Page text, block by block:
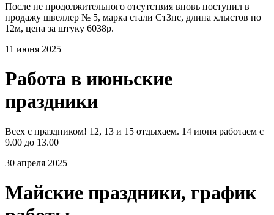
После не продолжительного отсутствия вновь поступил в
продажу швеллер № 5, марка стали Ст3пс, длина хлыстов по
12м, цена за штуку 6038р.
11 июня 2025
Работа в июньские
праздники
Всех с праздником! 12, 13 и 15 отдыхаем. 14 июня работаем с
9.00 до 13.00
30 апреля 2025
Майские праздники, график